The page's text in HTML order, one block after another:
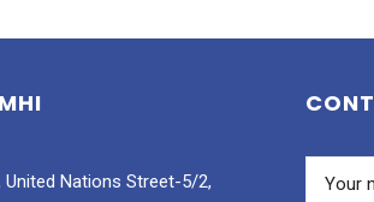
United Nations Street-5/2,